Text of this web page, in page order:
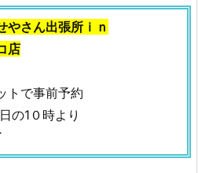
やさん出張所ｉｎ
店
トで事前予約
の1０時より